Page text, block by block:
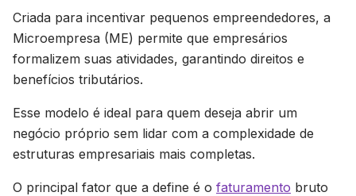
Criada para incentivar pequenos empreendedores, a
Microempresa (ME) permite que empresários
formalizem suas atividades, garantindo direitos e
benefícios tributários.
Esse modelo é ideal para quem deseja abrir um
negócio próprio sem lidar com a complexidade de
estruturas empresariais mais completas.
O principal fator que a define é o faturamento bruto